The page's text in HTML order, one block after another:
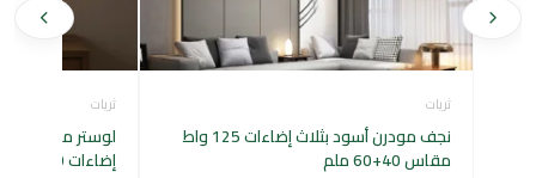
ثريات
نجف مودرن أسود بثلاث إضاءات 125 واط
مقاس 40+60 ملم
ثريات
إضاءات 60 واط